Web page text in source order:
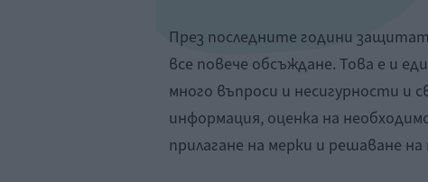
През последните години
все повече обсъждане. Това е и
много въпроси и несигурности и
информация, оценка на
прилагане на мерки и решаване на